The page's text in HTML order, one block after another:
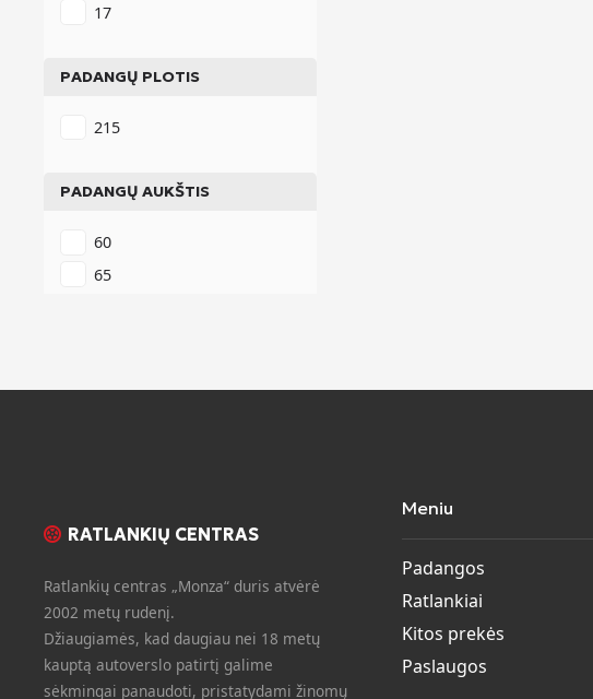
17
PADANGŲ PLOTIS
215
PADANGŲ AUKŠTIS
60
65
RATLANKIŲ CENTRAS
Ratlankių centras „Monza“ duris atvėrė
2002 metų rudenį.
Džiaugiamės, kad daugiau nei 18 metų
kauptą autoverslo patirtį galime
sėkmingai panaudoti, pristatydami žinomų
Meniu
Padangos
Ratlankiai
Kitos prekės
Paslaugos